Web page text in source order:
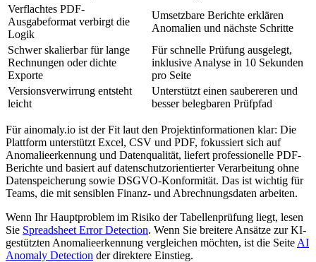
Verflachtes PDF-
Ausgabeformat verbirgt die
Logik
Umsetzbare Berichte erklären
Anomalien und nächste Schritte
Schwer skalierbar für lange
Rechnungen oder dichte
Exporte
Für schnelle Prüfung ausgelegt,
inklusive Analyse in 10 Sekunden
pro Seite
Versionsverwirrung entsteht
leicht
Unterstützt einen saubereren und
besser belegbaren Prüfpfad
Für ainomaly.io ist der Fit laut den Projektinformationen klar: Die
Plattform unterstützt Excel, CSV und PDF, fokussiert sich auf
Anomalieerkennung und Datenqualität, liefert professionelle PDF-
Berichte und basiert auf datenschutzorientierter Verarbeitung ohne
Datenspeicherung sowie DSGVO-Konformität. Das ist wichtig für
Teams, die mit sensiblen Finanz- und Abrechnungsdaten arbeiten.
Wenn Ihr Hauptproblem im Risiko der Tabellenprüfung liegt, lesen
Sie Spreadsheet Error Detection. Wenn Sie breitere Ansätze zur KI-
gestützten Anomalieerkennung vergleichen möchten, ist die Seite AI
Anomaly Detection der direktere Einstieg.